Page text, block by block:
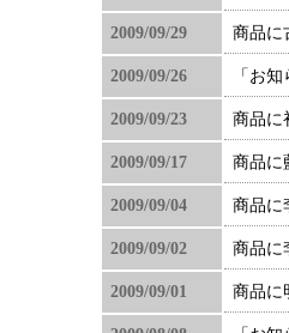
2009/09/29 商品に
2009/09/26 「お
2009/09/23 商品に
2009/09/17 商品に
2009/09/04 商品に
2009/09/02 商品に
2009/09/01 商品に